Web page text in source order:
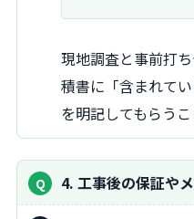
現地調査と事前打
積書に「含まれて
を明記してもらうこ
4. 工事後の保証や